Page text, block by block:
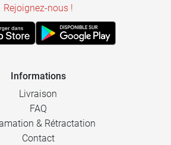
Rejoignez-nous !
Informations
Livraison
FAQ
& Rétractation
Contact